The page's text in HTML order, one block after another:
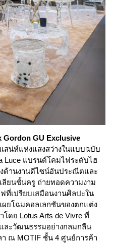
Gordon GU Exclusive
เสน่ห์แห่งแสงสว่างในแบบฉบับ
Luce แบรนด์โคมไฟระดับไฮ
ด้านงานดีไซน์อันประณีตและ
ลียนชั้นครู ถ่ายทอดความงาม
ที่เปรียบเสมือนงานศิลปะใน
ผยโฉมคอลเลกชันของตกแต่ง
ดย Lotus Arts de Vivre ที่
ละวัฒนธรรมอย่างกลมกลืน
า ณ MOTIF ชั้น 4 ศูนย์การค้า